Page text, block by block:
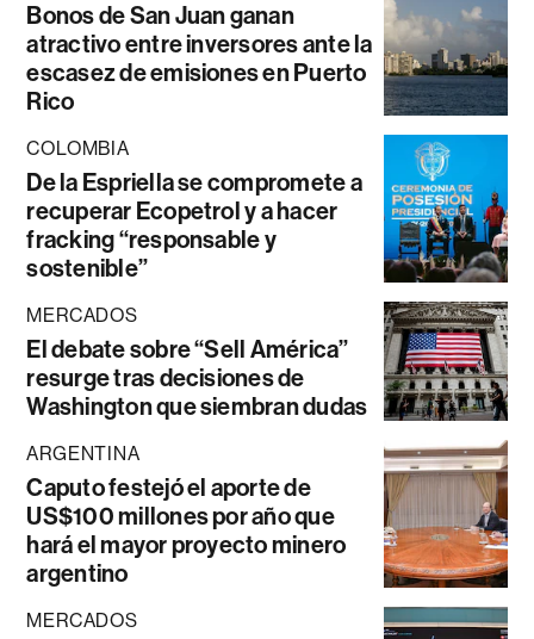
Bonos de San Juan ganan
atractivo entre inversores ante la
escasez de emisiones en Puerto
Rico
COLOMBIA
De la Espriella se compromete a
recuperar Ecopetrol y a hacer
fracking “responsable y
sostenible”
MERCADOS
El debate sobre “Sell América”
resurge tras decisiones de
Washington que siembran dudas
ARGENTINA
Caputo festejó el aporte de
US$100 millones por año que
hará el mayor proyecto minero
argentino
MERCADOS